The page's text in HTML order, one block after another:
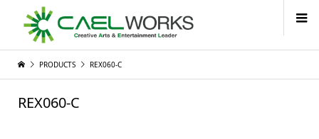
PRODUCTS REX060-C
REX060-C